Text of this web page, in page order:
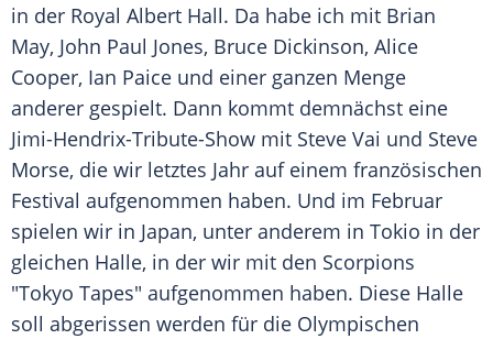
in der Royal Albert Hall. Da habe ich mit Brian
May, John Paul Jones, Bruce Dickinson, Alice
Cooper, Ian Paice und einer ganzen Menge
anderer gespielt. Dann kommt demnächst eine
Jimi-Hendrix-Tribute-Show mit Steve Vai und Steve
Morse, die wir letztes Jahr auf einem französischen
Festival aufgenommen haben. Und im Februar
spielen wir in Japan, unter anderem in Tokio in der
gleichen Halle, in der wir mit den Scorpions
"Tokyo Tapes" aufgenommen haben. Diese Halle
soll abgerissen werden für die Olympischen